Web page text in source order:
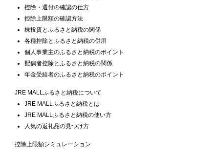
控除・還付の確認の仕方
控除上限額の確認方法
株投資とふるさと納税の関係
各種控除とふるさと納税の併用
個人事業主のふるさと納税のポイント
配偶者控除とふるさと納税の関係
年金受給者のふるさと納税のポイント
JRE MALLふるさと納税について
JRE MALLふるさと納税とは
JRE MALLふるさと納税の使い方
人気の返礼品の見つけ方
控除上限額シミュレーション